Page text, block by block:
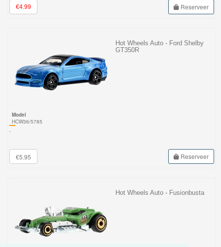
€4.99 Reserveer
Hot Wheels Auto - Ford Shelby
GT350R
Model
HCW36/5785
-
€5.95 Reserveer
Hot Wheels Auto - Fusionbusta